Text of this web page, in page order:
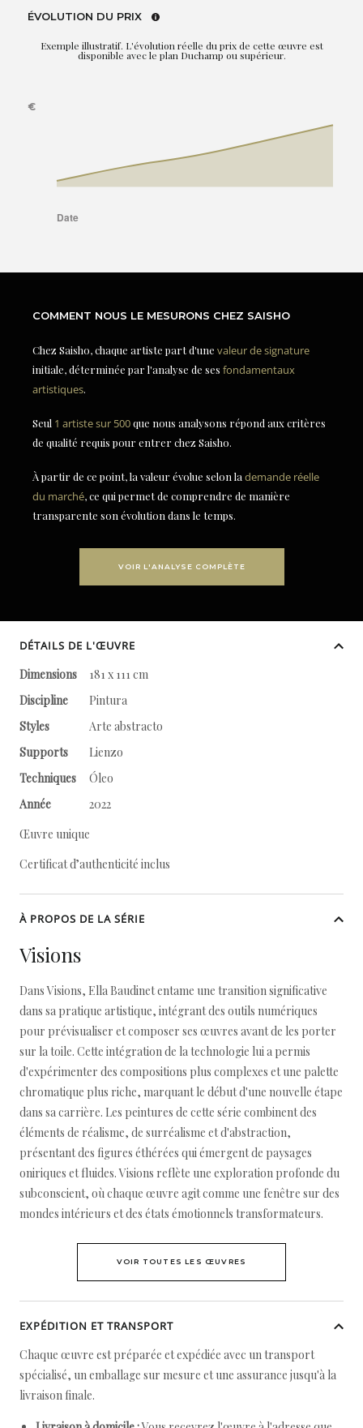
ÉVOLUTION DU PRIX
Exemple illustratif. L'évolution réelle du prix de cette œuvre est
disponible avec le plan Duchamp ou supérieur.
COMMENT NOUS LE MESURONS CHEZ SAISHO
Chez Saisho, chaque artiste part d'une valeur de signature
initiale, déterminée par l'analyse de ses fondamentaux
artistiques.
Seul 1 artiste sur 500que nous analysons répond aux critères
de qualité requis pour entrer chez Saisho.
À partir de ce point, la valeur évolue selon la demande réelle
du marché, ce qui permet de comprendre de manière
transparente son évolution dans le temps.
VOIR L'ANALYSE COMPLÈTE
DÉTAILS DE L'ŒUVRE
Dimensions
181 x 111 cm
Discipline
Pintura
Styles
Arte abstracto
Supports
Lienzo
Techniques
Óleo
Année
2022
Œuvre unique
Certificat d’authenticité inclus
À PROPOS DE LA SÉRIE
Visions
Dans Visions, Ella Baudinet entame une transition significative
dans sa pratique artistique, intégrant des outils numériques
pour prévisualiser et composer ses œuvres avant de les porter
sur la toile. Cette intégration de la technologie lui a permis
d'expérimenter des compositions plus complexes et une palette
chromatique plus riche, marquant le début d'une nouvelle étape
dans sa carrière. Les peintures de cette série combinent des
éléments de réalisme, de surréalisme et d'abstraction,
présentant des figures éthérées qui émergent de paysages
oniriques et fluides. Visions reflète une exploration profonde du
subconscient, où chaque œuvre agit comme une fenêtre sur des
mondes intérieurs et des états émotionnels transformateurs.
VOIR TOUTES LES ŒUVRES
EXPÉDITION ET TRANSPORT
Chaque œuvre est préparée et expédiée avec un transport
spécialisé, un emballage sur mesure et une assurance jusqu'à la
livraison finale.